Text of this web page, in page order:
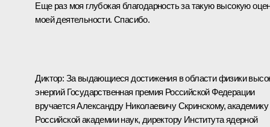
Еще раз моя глубокая благодарность за такую высокую
моей деятельности. Спасибо.
Диктор: За выдающиеся достижения в области физики
энергий Государственная премия Российской Федерации
вручается Александру Николаевичу Скринскому, академику
Российской академии наук, директору Института ядерной